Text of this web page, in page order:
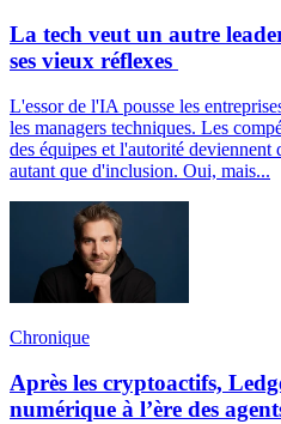
La tech veut un autre
ses vieux réflexes
L'essor de l'IA pousse les
les managers techniques. Les
des équipes et l'autorité deviennent
autant que d'inclusion. Oui, mais...
Chronique
Après les cryptoactifs,
numérique à l’ère des